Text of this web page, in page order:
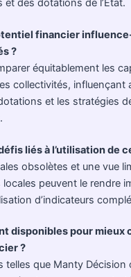
et des dotations de l’État.
financier
?
équitablement les
collectivités, influençant
et les stratégies
liés à l’utilisation de
obsolètes et une vue
peuvent le rendre
d’indicateurs
disponibles pour mieux
?
telles que Manty Décision